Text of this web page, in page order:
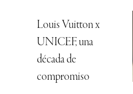
Louis Vuitton x
UNICEF, una
década de
compromiso